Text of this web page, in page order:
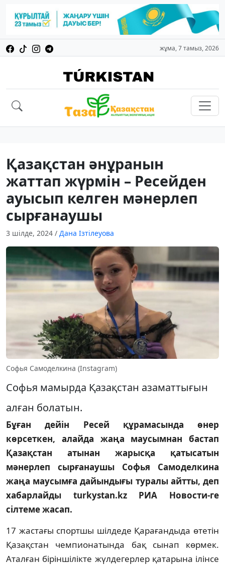
жұма, 7 тамыз, 2026
Қазақстан әнұранын
жаттап жүрмін – Ресейден
ауысып келген мәнерлеп
сырғанаушы
3 шілде, 2024 / Дана Ізтілеуова
Софья Самоделкина (Instagram)
Софья мамырда Қазақстан азаматтығын
алған болатын.
Бұған дейін Ресей құрамасында өнер
көрсеткен, алайда жаңа маусымнан бастап
Қазақстан атынан жарысқа қатысатын
мәнерлеп сырғанаушы Софья Самоделкина
жаңа маусымға дайындығы туралы айтты, деп
хабарлайды turkystan.kz РИА Новости-ге
сілтеме жасап.
17 жастағы спортшы шілдеде Қарағандыда өтетін
Қазақстан чемпионатында бақ сынап көрмек.
Аталған біріншілікте жүлдегерлер қатарына ілінсе